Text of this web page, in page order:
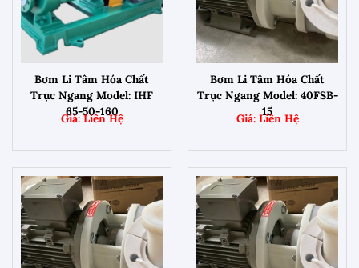
Bơm Li Tâm Hóa Chất
Trục Ngang Model: IHF
65-50-160
Bơm Li Tâm Hóa Chất
Trục Ngang Model: 40FSB-
15